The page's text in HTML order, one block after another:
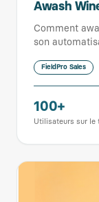
Awash
Comment
son
FieldPro Sales
100+
Utilisateurs sur le